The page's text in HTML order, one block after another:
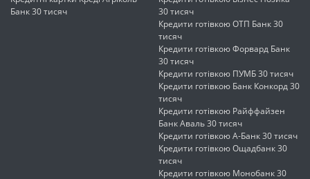
Банк 30 тисяч
30 тисяч
Кредити готівкою ОТП Банк 30
тисяч
Кредити готівкою Форвард Банк
30 тисяч
Кредити готівкою ПУМБ 30 тисяч
Кредити готівкою Банк Конкорд 30
тисяч
Кредити готівкою Райффайзен
Банк Аваль 30 тисяч
Кредити готівкою А-Банк 30 тисяч
Кредити готівкою Ощадбанк 30
тисяч
Кредити готівкою Монобанк 30